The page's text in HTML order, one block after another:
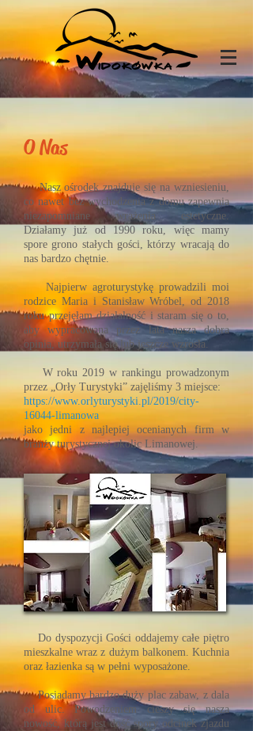
O Nas
Nasz ośrodek znajduje się na wzniesieniu,
co nawet bez wychodzenia z domu zapewnia
niezapomniane wrażenia estetyczne.
Działamy już od 1990 roku, więc mamy
spore grono stałych gości, którzy wracają do
nas bardzo chętnie.
Najpierw agroturystykę prowadzili moi
rodzice Maria i Stanisław Wróbel, od 2018
roku przejęłam działalność i staram się o to,
aby wypracowana przez lata nasza dobra
opinia, utrzymała się lub jeszcze wzrosła.
W roku 2019 w rankingu prowadzonym
przez „Orły Turystyki” zajęliśmy 3 miejsce:
https://www.orlyturystyki.pl/2019/city-
16044-limanowa
jako jedni z najlepiej ocenianych firm w
branży turystycznej okolic Limanowej.
Do dyspozycji Gości oddajemy całe piętro
mieszkalne wraz z dużym balkonem. Kuchnia
oraz łazienka są w pełni wyposażone.
Posiadamy bardzo duży plac zabaw, z dala
od ulic. Powodzeniem cieszy się nasza
nowość, którą jest dość spory odcinek zjazdu